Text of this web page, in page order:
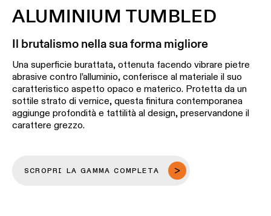
ALUMINIUM TUMBLED
Il brutalismo nella sua forma migliore
Una superficie burattata, ottenuta facendo vibrare pietre
abrasive contro l’alluminio, conferisce al materiale il suo
caratteristico aspetto opaco e materico. Protetta da un
sottile strato di vernice, questa finitura contemporanea
aggiunge profondità e tattilità al design, preservandone il
carattere grezzo.
SCROPRI LA GAMMA COMPLETA